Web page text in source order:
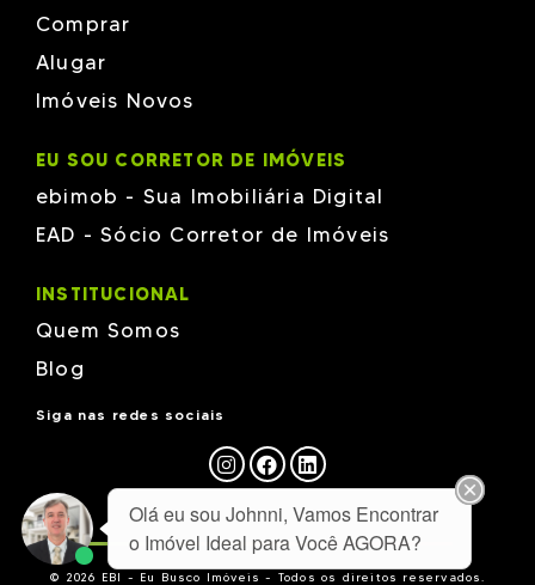
Comprar
Alugar
Imóveis Novos
EU SOU CORRETOR DE IMÓVEIS
ebimob - Sua Imobiliária Digital
EAD - Sócio Corretor de Imóveis
INSTITUCIONAL
Quem Somos
Blog
Siga nas redes sociais
© 2026 EBI - Eu Busco Imóveis - Todos os direitos reservados.
Olá eu sou Johnni, Vamos Encontrar
o Imóvel Ideal para Você AGORA?